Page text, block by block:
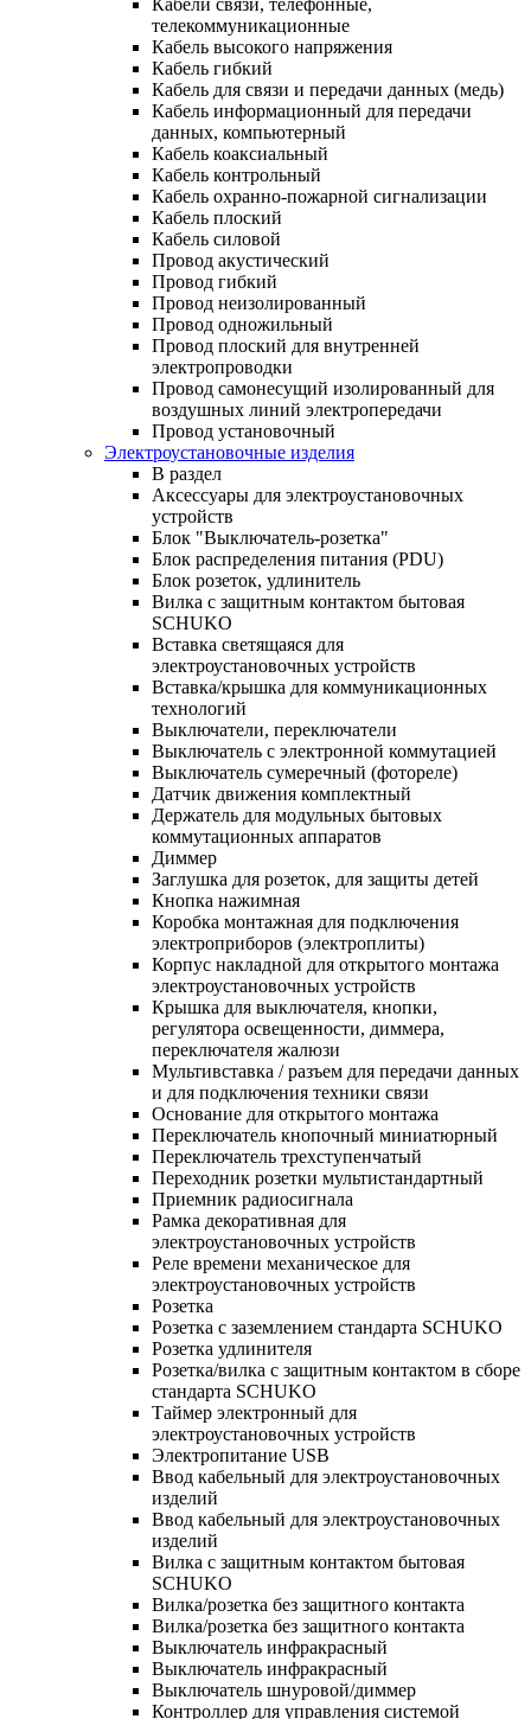
телекоммуникационные
Кабель высокого напряжения
Кабель гибкий
Кабель для связи и передачи данных (медь)
Кабель информационный для передачи
данных, компьютерный
Кабель коаксиальный
Кабель контрольный
Кабель охранно-пожарной сигнализации
Кабель плоский
Кабель силовой
Провод акустический
Провод гибкий
Провод неизолированный
Провод одножильный
Провод плоский для внутренней
электропроводки
Провод самонесущий изолированный для
воздушных линий электропередачи
Провод установочный
Электроустановочные изделия
В раздел
Аксессуары для электроустановочных
устройств
Блок "Выключатель-розетка"
Блок распределения питания (PDU)
Блок розеток, удлинитель
Вилка с защитным контактом бытовая
SCHUKO
Вставка светящаяся для
электроустановочных устройств
Вставка/крышка для коммуникационных
технологий
Выключатели, переключатели
Выключатель с электронной коммутацией
Выключатель сумеречный (фотореле)
Датчик движения комплектный
Держатель для модульных бытовых
коммутационных аппаратов
Диммер
Заглушка для розеток, для защиты детей
Кнопка нажимная
Коробка монтажная для подключения
электроприборов (электроплиты)
Корпус накладной для открытого монтажа
электроустановочных устройств
Крышка для выключателя, кнопки,
регулятора освещенности, диммера,
переключателя жалюзи
Мультивставка / разъем для передачи данных
и для подключения техники связи
Основание для открытого монтажа
Переключатель кнопочный миниатюрный
Переключатель трехступенчатый
Переходник розетки мультистандартный
Приемник радиосигнала
Рамка декоративная для
электроустановочных устройств
Реле времени механическое для
электроустановочных устройств
Розетка
Розетка с заземлением стандарта SCHUKO
Розетка удлинителя
Розетка/вилка с защитным контактом в сборе
стандарта SCHUKO
Таймер электронный для
электроустановочных устройств
Электропитание USB
Ввод кабельный для электроустановочных
изделий
Ввод кабельный для электроустановочных
изделий
Вилка с защитным контактом бытовая
SCHUKO
Вилка/розетка без защитного контакта
Вилка/розетка без защитного контакта
Выключатель инфракрасный
Выключатель инфракрасный
Выключатель шнуровой/диммер
Контроллер для управления системой